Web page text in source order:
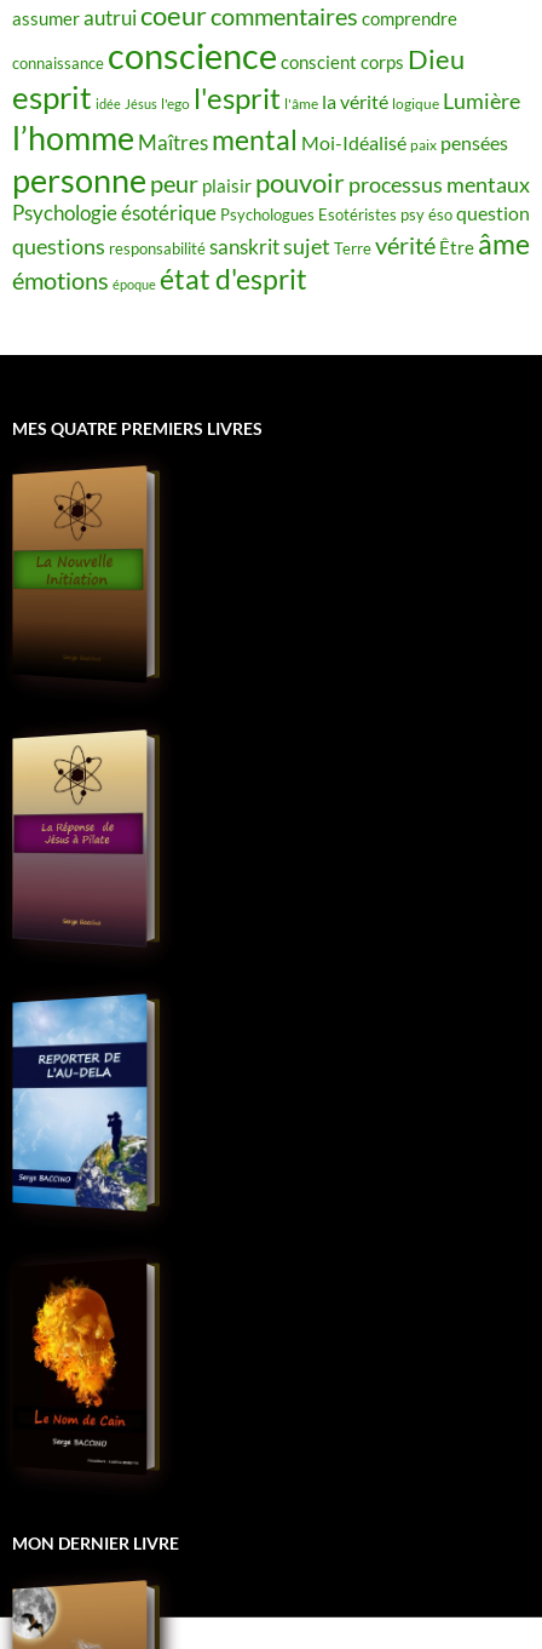
assumerautruicoeurcommentaires comprendre
connaissance conscience conscient corps Dieu
esprit idée Jésus l'ego l'esprit l'âme la vérité logique Lumière
l’homme Maîtres mental Moi-Idéalisé paix pensées
personne peur plaisir pouvoirprocessus mentaux
Psychologie ésotérique Psychologues Esotéristes psy ésoquestion
questions responsabilitésanskritsujet Terrevérité Être âme
émotions époque état d'esprit
MES QUATRE PREMIERS LIVRES
MON DERNIER LIVRE